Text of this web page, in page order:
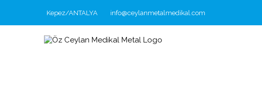
Kepez/ANTALYA info@ceylanmetalmedikal.com